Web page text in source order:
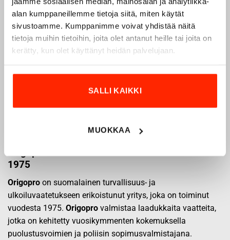
alan kumppaneillemme tietoja siitä, miten käytät
sivustoamme. Kumppanimme voivat yhdistää näitä
tietoja muihin tietoihin, joita olet antanut heille tai joita on
kerätty, kun olet käyttänyt heidän palvelujaan.
SALLI KAIKKI
MUOKKAA
1975
Origopro on suomalainen turvallisuus- ja
ulkoiluvaatetukseen erikoistunut yritys, joka on toiminut
vuodesta 1975. Origopro valmistaa laadukkaita vaatteita,
jotka on kehitetty vuosikymmenten kokemuksella
puolustusvoimien ja poliisin sopimusvalmistajana.